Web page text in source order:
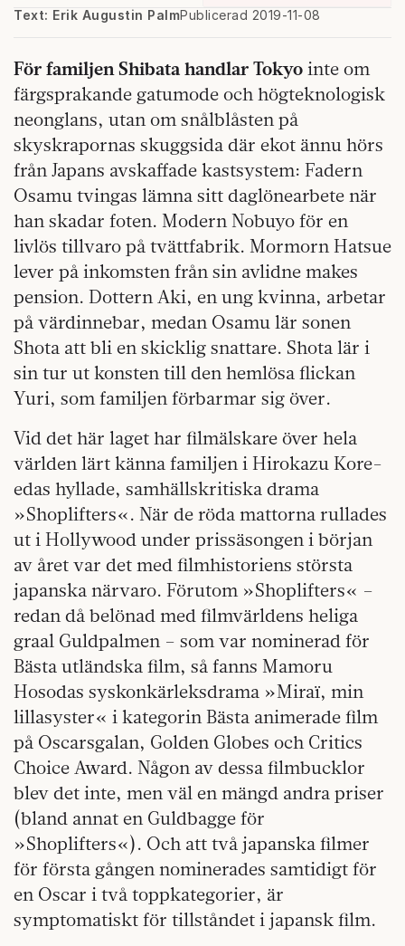
Text: Erik Augustin PalmPublicerad 2019-11-08
För familjen Shibata handlar Tokyo inte om
färgsprakande gatumode och högteknologisk
neonglans, utan om snålblåsten på
skyskrapornas skuggsida där ekot ännu hörs
från Japans avskaffade kastsystem: Fadern
Osamu tvingas lämna sitt daglönearbete när
han skadar foten. Modern Nobuyo för en
livlös tillvaro på tvättfabrik. Mormorn Hatsue
lever på inkomsten från sin avlidne makes
pension. Dottern Aki, en ung kvinna, arbetar
på värdinnebar, medan Osamu lär sonen
Shota att bli en skicklig snattare. Shota lär i
sin tur ut konsten till den hemlösa flickan
Yuri, som familjen förbarmar sig över.
Vid det här laget har filmälskare över hela
världen lärt känna familjen i Hirokazu Kore-
edas hyllade, samhällskritiska drama
»Shoplifters«. När de röda mattorna rullades
ut i Hollywood under prissäsongen i början
av året var det med filmhistoriens största
japanska närvaro. Förutom »Shoplifters« –
redan då belönad med filmvärldens heliga
graal Guldpalmen – som var nominerad för
Bästa utländska film, så fanns Mamoru
Hosodas syskonkärleksdrama »Miraï, min
lillasyster« i kategorin Bästa animerade film
på Oscarsgalan, Golden Globes och Critics
Choice Award. Någon av dessa filmbucklor
blev det inte, men väl en mängd andra priser
(bland annat en Guldbagge för
»Shoplifters«). Och att två japanska filmer
för första gången nominerades samtidigt för
en Oscar i två toppkategorier, är
symptomatiskt för tillståndet i japansk film.